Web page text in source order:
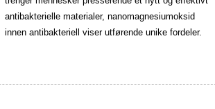
antibakterielle materialer, nanomagnesiumoksid
innen antibakteriell viser utførende unike fordeler.